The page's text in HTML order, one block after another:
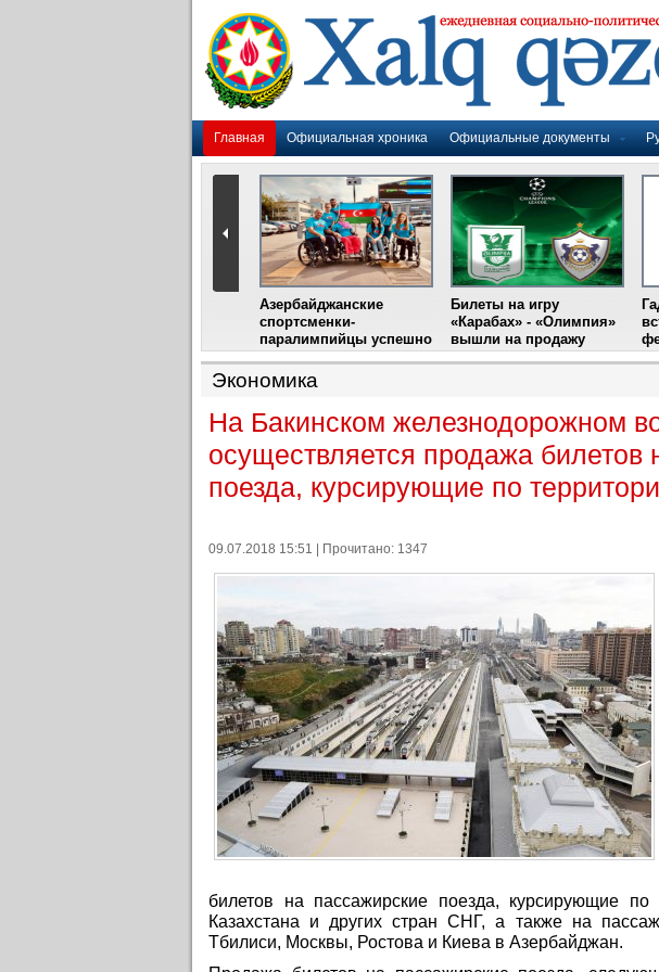
Главная Официальная хроника Официальные документы
Азербайджанские
спортсменки-
паралимпийцы успешно
выступили на III
Международном
фестивале парашютного
Билеты на игру
«Карабах» - «Олимпия»
вышли на продажу
Экономика
На Бакинском железнодорожном
осуществляется продажа билетов
поезда, курсирующие по
09.07.2018 15:51 | Прочитано: 1347
билетов на пассажирские поезда, курсирующие по
Казахстана и других стран СНГ, а также на
Тбилиси, Москвы, Ростова и Киева в Азербайджан.